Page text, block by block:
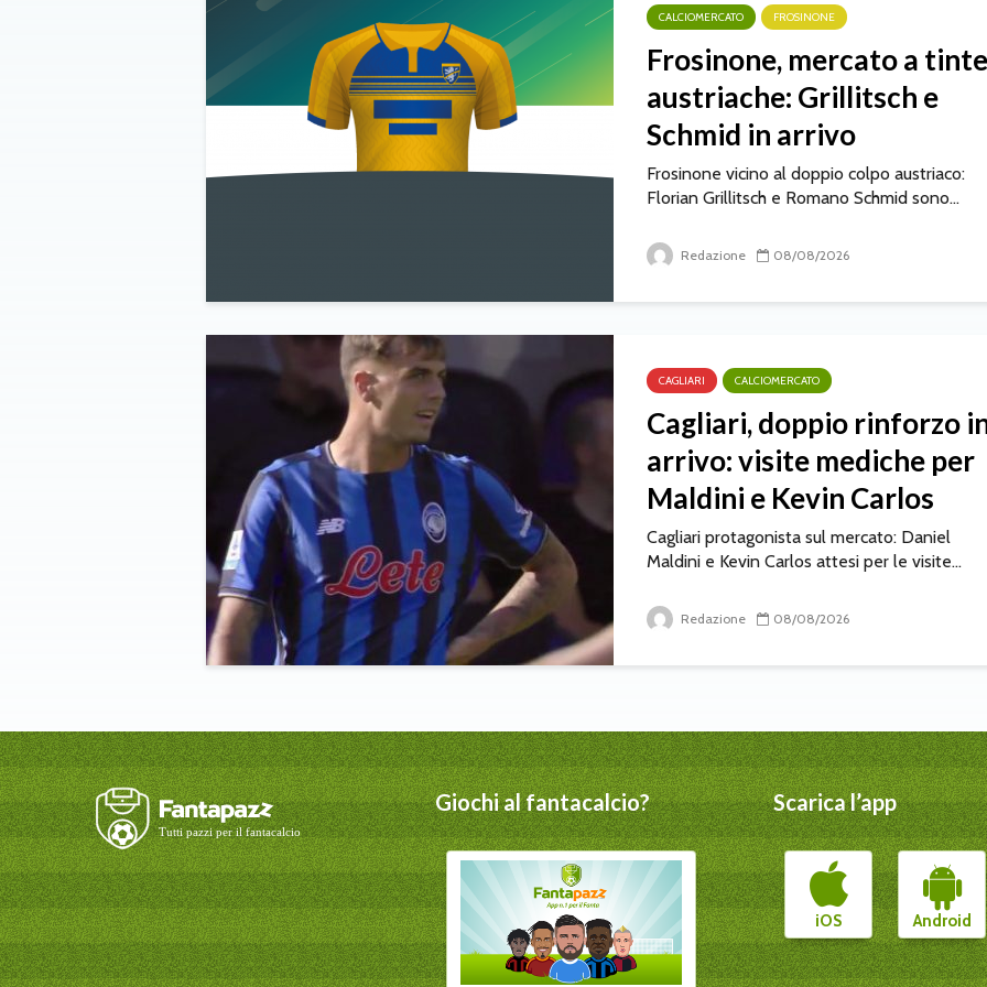
CALCIOMERCATO FROSINONE
Frosinone, mercato a tinte
austriache: Grillitsch e
Schmid in arrivo
Frosinone vicino al doppio colpo austriaco:
Florian Grillitsch e Romano Schmid sono...
Redazione 08/08/2026
CAGLIARI CALCIOMERCATO
Cagliari, doppio rinforzo
arrivo: visite mediche per
Maldini e Kevin Carlos
Cagliari protagonista sul mercato: Daniel
Maldini e Kevin Carlos attesi per le visite...
Redazione 08/08/2026
Giochi al fantacalcio? Scarica l’app
iOS Android